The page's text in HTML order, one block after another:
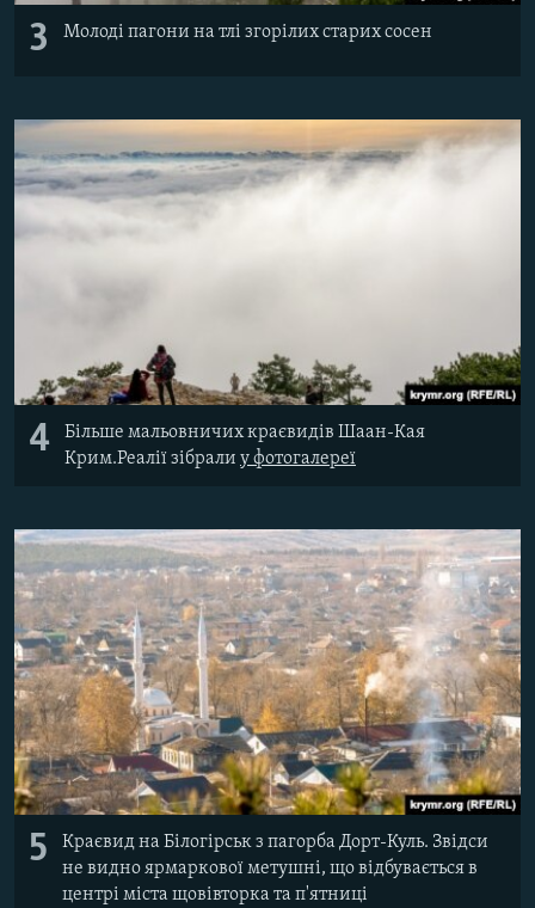
3 Молоді пагони на тлі згорілих старих сосен
4
Більше мальовничих краєвидів Шаан-Кая
Крим.Реалії зібрали у фотогалереї​
5
Краєвид на Білогірськ з пагорба Дорт-Куль. Звідси
не видно ярмаркової метушні, що відбувається в
центрі міста щовівторка та п'ятниці